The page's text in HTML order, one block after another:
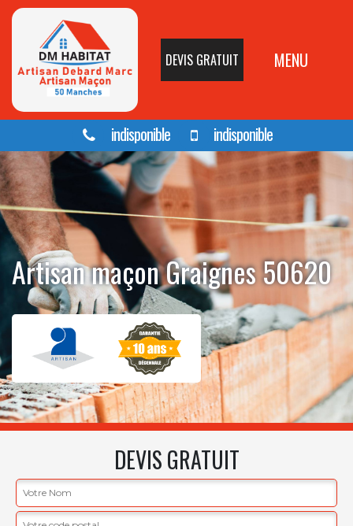
DEVIS GRATUIT MENU
indisponible indisponible
Artisan maçon Graignes 50620
DEVIS GRATUIT